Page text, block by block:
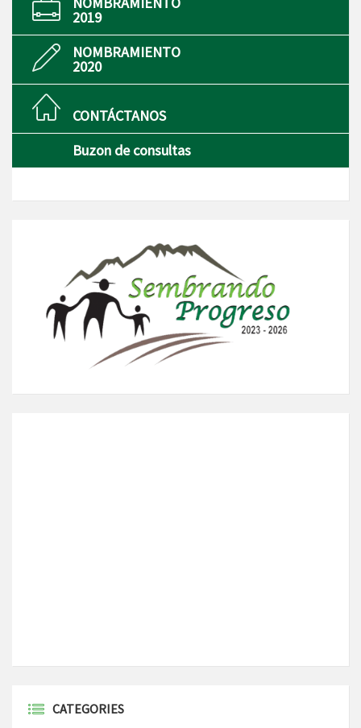
2019
NOMBRAMIENTO
2020
CONTÁCTANOS
Buzon de consultas
CATEGORIES